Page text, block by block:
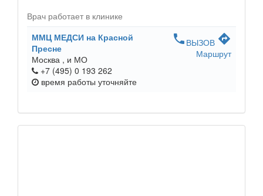
Врач работает в клинике
ММЦ МЕДСИ на Красной
Пресне
Москва , и МО
+7 (495) 0 193 262
время работы уточняйте
phone ВЫЗОВ directions
Маршрут